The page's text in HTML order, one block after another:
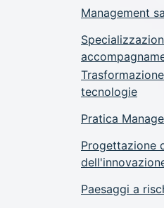
Management
tecnologie
Pratica
Progettazione
Paesaggi a